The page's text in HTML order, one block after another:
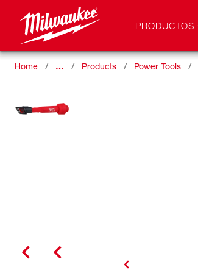
PRODUCTOS
Home … Products Power Tools